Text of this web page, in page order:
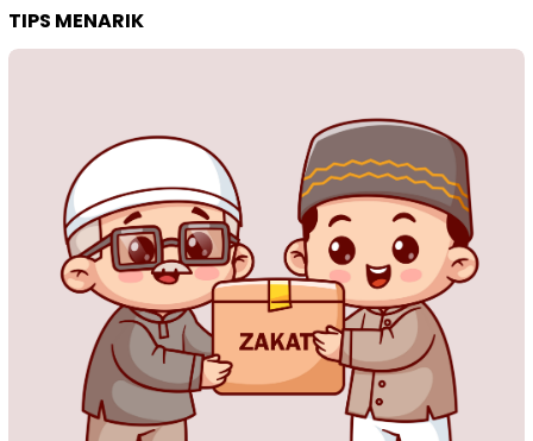
TIPS MENARIK